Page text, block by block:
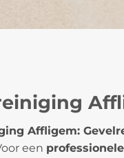
Affligem:
een professionele